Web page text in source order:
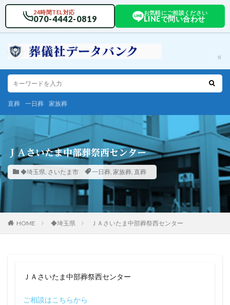
24時間TEL対応
070-4442-0819
お気軽にご相談ください
LINEで問い合わせ
直葬 一日葬 家族葬
ＪＡさいたま中部葬祭西センター
◆埼玉県, さいたま市 一日葬, 家族葬, 直葬
HOME ◆埼玉県 ＪＡさいたま中部葬祭西センター
ＪＡさいたま中部葬祭西センター
ご相談はこちらから